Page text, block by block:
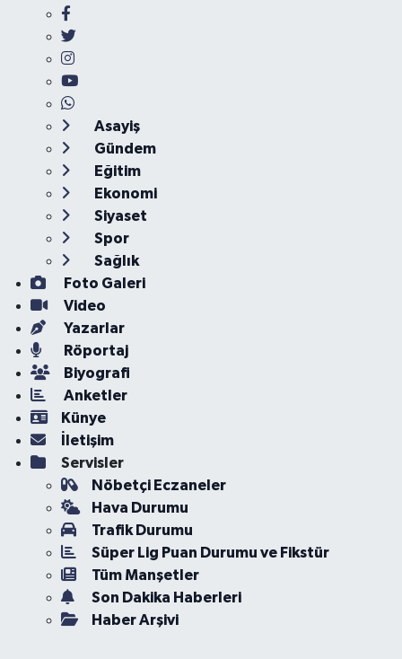
Asayiş
Gündem
Eğitim
Ekonomi
Siyaset
Spor
Sağlık
Foto Galeri
Video
Yazarlar
Röportaj
Biyografi
Anketler
Künye
İletişim
Servisler
Nöbetçi Eczaneler
Hava Durumu
Trafik Durumu
Süper Lig Puan Durumu ve Fikstür
Tüm Manşetler
Son Dakika Haberleri
Haber Arşivi